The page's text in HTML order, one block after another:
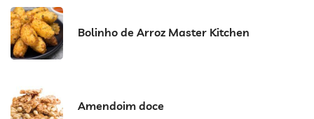
Bolinho de Arroz Master Kitchen
Amendoim doce